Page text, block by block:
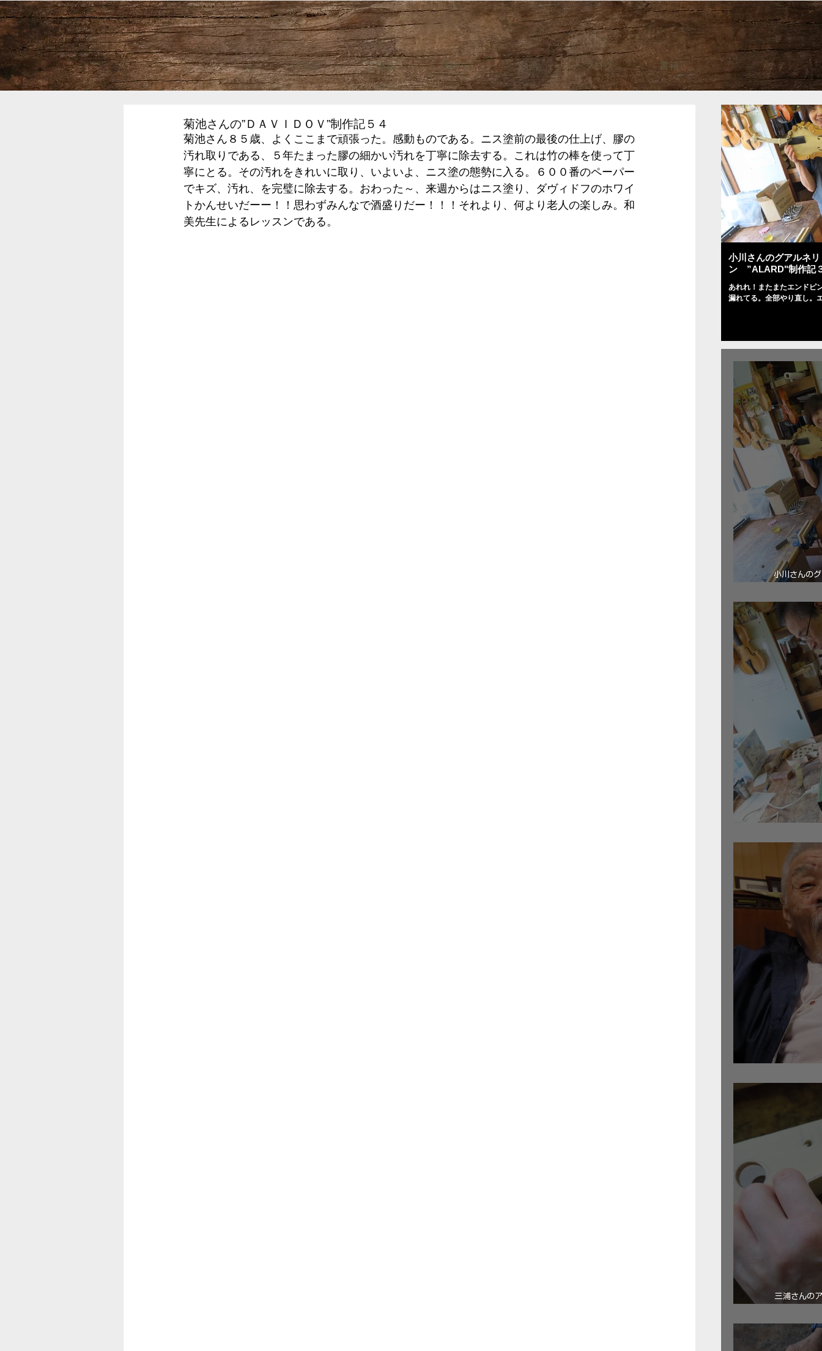
HOME ご案内 制作記 動画 ブログ 書籍
菊池さんの”ＤＡＶＩＤＯＶ”制作記５４
菊池さん８５歳、よくここまで頑張った。感動ものである。ニス塗前の最後の仕上げ、膠の
汚れ取りである、５年たまった膠の細かい汚れを丁寧に除去する。これは竹の棒を使って丁
寧にとる。その汚れをきれいに取り、いよいよ、ニス塗の態勢に入る。６００番のペーパー
でキズ、汚れ、を完璧に除去する。おわった～、来週からはニス塗り、ダヴィドフのホワイ
トかんせいだーー！！思わずみんなで酒盛りだー！！！それより、何より老人の楽しみ。和
美先生によるレッスンである。
小川さんのグアルネ
ン ”ALARD"制作記
あれれ！またまたエンドピ
漏れてる。全部やり直し。
小川さんの
三浦さんの